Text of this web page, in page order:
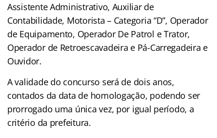
Assistente Administrativo, Auxiliar de
Contabilidade, Motorista – Categoria “D”, Operador
de Equipamento, Operador De Patrol e Trator,
Operador de Retroescavadeira e Pá-Carregadeira e
Ouvidor.
A validade do concurso será de dois anos,
contados da data de homologação, podendo ser
prorrogado uma única vez, por igual período, a
critério da prefeitura.